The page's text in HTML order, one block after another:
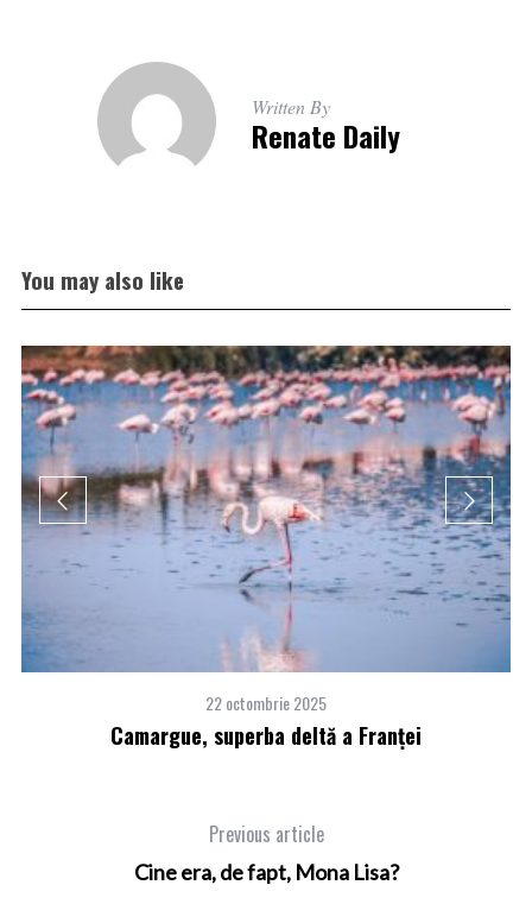
Written By
Renate Daily
You may also like
22 octombrie 2025
Camargue, superba deltă a Franţei
Previous article
Cine era, de fapt, Mona Lisa?